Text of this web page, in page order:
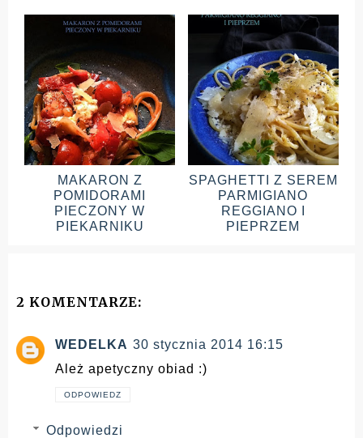
MAKARON Z
POMIDORAMI
PIECZONY W
PIEKARNIKU
SPAGHETTI Z SEREM
PARMIGIANO
REGGIANO I
PIEPRZEM
2 KOMENTARZE:
WEDELKA 30 stycznia 2014 16:15
Ależ apetyczny obiad :)
ODPOWIEDZ
Odpowiedzi